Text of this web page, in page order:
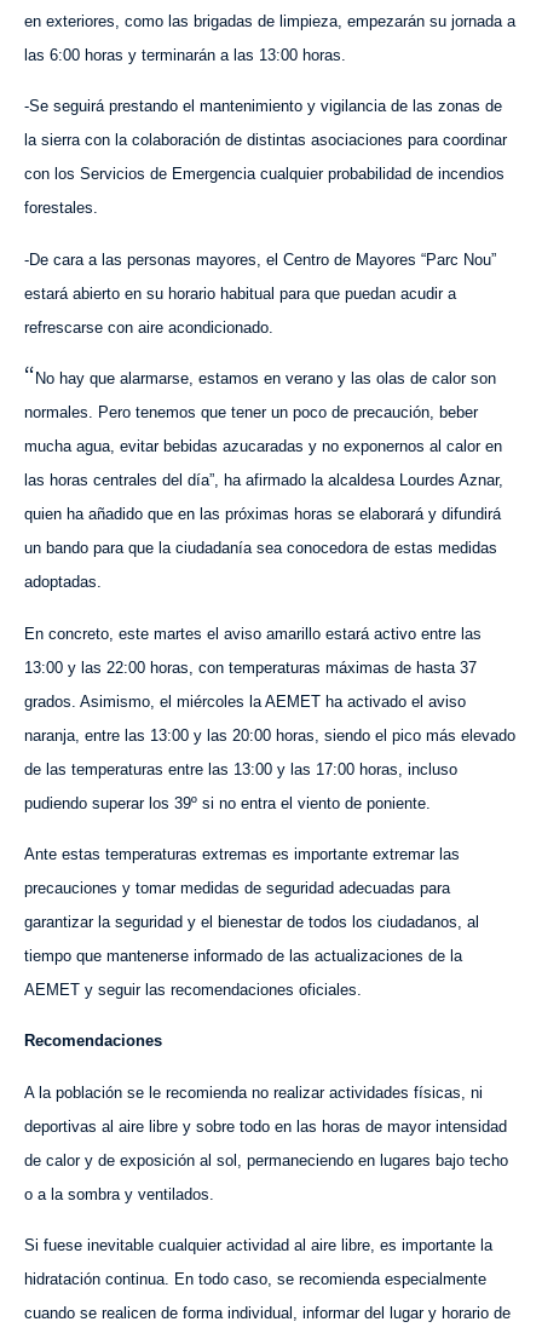
en exteriores, como las brigadas de limpieza, empezarán su jornada a
las 6:00 horas y terminarán a las 13:00 horas.
-Se seguirá prestando el mantenimiento y vigilancia de las zonas de
la sierra con la colaboración de distintas asociaciones para coordinar
con los Servicios de Emergencia cualquier probabilidad de incendios
forestales.
-De cara a las personas mayores, el Centro de Mayores “Parc Nou”
estará abierto en su horario habitual para que puedan acudir a
refrescarse con aire acondicionado.
“ No hay que alarmarse, estamos en verano y las olas de calor son
normales. Pero tenemos que tener un poco de precaución, beber
mucha agua, evitar bebidas azucaradas y no exponernos al calor en
las horas centrales del día”, ha afirmado la alcaldesa Lourdes Aznar,
quien ha añadido que en las próximas horas se elaborará y difundirá
un bando para que la ciudadanía sea conocedora de estas medidas
adoptadas.
En concreto, este martes el aviso amarillo estará activo entre las
13:00 y las 22:00 horas, con temperaturas máximas de hasta 37
grados. Asimismo, el miércoles la AEMET ha activado el aviso
naranja, entre las 13:00 y las 20:00 horas, siendo el pico más elevado
de las temperaturas entre las 13:00 y las 17:00 horas, incluso
pudiendo superar los 39º si no entra el viento de poniente.
Ante estas temperaturas extremas es importante extremar las
precauciones y tomar medidas de seguridad adecuadas para
garantizar la seguridad y el bienestar de todos los ciudadanos, al
tiempo que mantenerse informado de las actualizaciones de la
AEMET y seguir las recomendaciones oficiales.
Recomendaciones
A la población se le recomienda no realizar actividades físicas, ni
deportivas al aire libre y sobre todo en las horas de mayor intensidad
de calor y de exposición al sol, permaneciendo en lugares bajo techo
o a la sombra y ventilados.
Si fuese inevitable cualquier actividad al aire libre, es importante la
hidratación continua. En todo caso, se recomienda especialmente
cuando se realicen de forma individual, informar del lugar y horario de